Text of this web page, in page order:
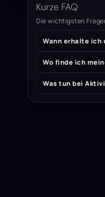
Kurze FAQ
Die wichtigsten
Wann erhalte ich
Wo finde ich
Was tun bei